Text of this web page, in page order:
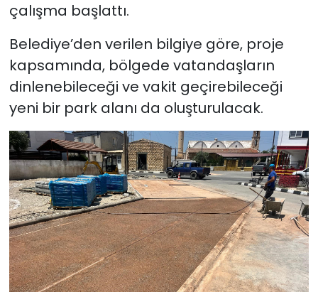
çalışma başlattı.
Belediye’den verilen bilgiye göre, proje
kapsamında, bölgede vatandaşların
dinlenebileceği ve vakit geçirebileceği
yeni bir park alanı da oluşturulacak.
Politika
SAĞLIK
Spor
Teknoloji
TÜRKiYE
Video Galeri
YAŞAM
Yazarlar